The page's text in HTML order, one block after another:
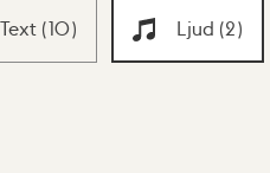
Text (10) Ljud (2)